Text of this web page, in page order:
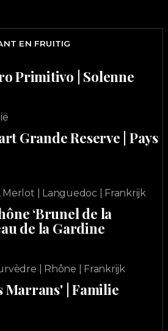
EN FRUITIG
Primitivo | Solenne
Grande Reserve | Pays
Merlot | Languedoc | Frankrijk
‘Brunel de la
de la Gardine
| Rhône | Frankrijk
Marrans' | Familie